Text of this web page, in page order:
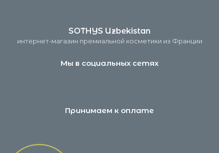
SOTHYS Uzbekistan
интернет-магазин премиальной косметики из Франции
Мы в социальных сетях
Принимаем к оплате